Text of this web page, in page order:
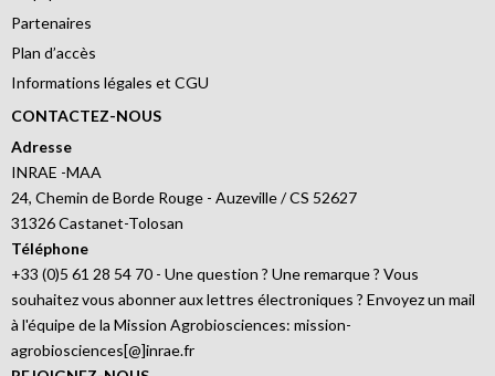
Partenaires
Plan d’accès
Informations légales et CGU
CONTACTEZ-NOUS
Adresse
INRAE -MAA
24, Chemin de Borde Rouge - Auzeville / CS 52627
31326 Castanet-Tolosan
Téléphone
+33 (0)5 61 28 54 70 - Une question ? Une remarque ? Vous
souhaitez vous abonner aux lettres électroniques ? Envoyez un mail
à l'équipe de la Mission Agrobiosciences: mission-
agrobiosciences[@]inrae.fr